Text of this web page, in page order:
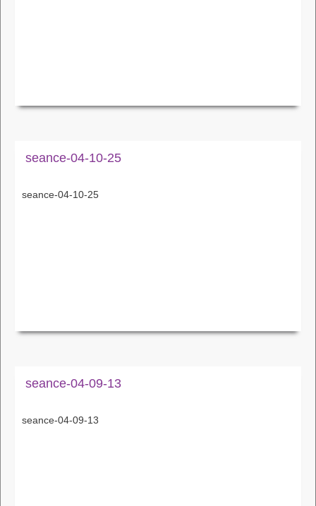
seance-04-10-25
seance-04-10-25
seance-04-09-13
seance-04-09-13